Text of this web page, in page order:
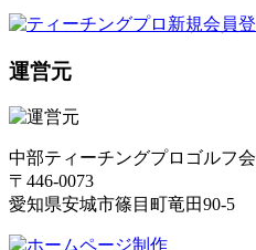
運営元
中部ティーチングプロゴルフ会
〒446-0073
愛知県安城市篠目町竜田90-5